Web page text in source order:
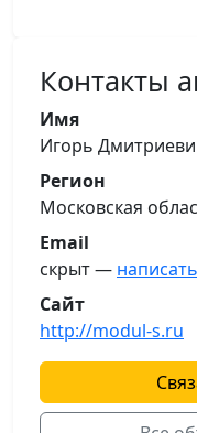
Контакты
Имя
Игорь
Регион
Московская
Email
скрыт —
Сайт
http://modul-s.ru